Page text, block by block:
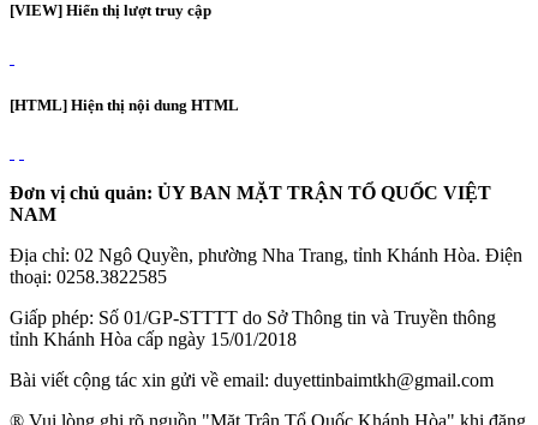
[VIEW] Hiển thị lượt truy cập
[HTML] Hiện thị nội dung HTML
Đơn vị chủ quản: ỦY BAN MẶT TRẬN TỔ QUỐC VIỆT
NAM
Địa chỉ: 02 Ngô Quyền, phường Nha Trang, tỉnh Khánh Hòa. Điện
thoại: 0258.3822585
Giấp phép: Số 01/GP-STTTT do Sở Thông tin và Truyền thông
tỉnh Khánh Hòa cấp ngày 15/01/2018
Bài viết cộng tác xin gửi về email: duyettinbaimtkh@gmail.com
® Vui lòng ghi rõ nguồn "Mặt Trận Tổ Quốc Khánh Hòa" khi đăng